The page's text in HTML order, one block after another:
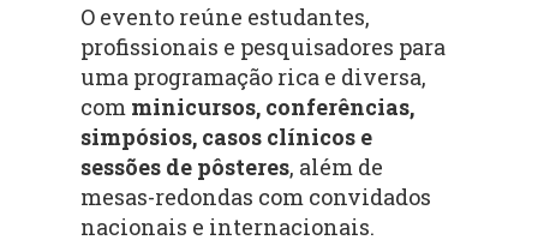
O evento reúne estudantes,
profissionais e pesquisadores para
uma programação rica e diversa,
com minicursos, conferências,
simpósios, casos clínicos e
sessões de pôsteres, além de
mesas-redondas com convidados
nacionais e internacionais.